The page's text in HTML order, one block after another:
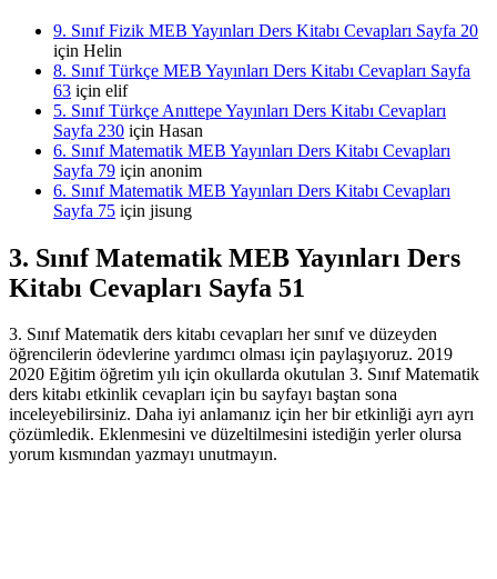
9. Sınıf Fizik MEB Yayınları Ders Kitabı Cevapları Sayfa 20
için Helin
8. Sınıf Türkçe MEB Yayınları Ders Kitabı Cevapları Sayfa
63 için elif
5. Sınıf Türkçe Anıttepe Yayınları Ders Kitabı Cevapları
Sayfa 230 için Hasan
6. Sınıf Matematik MEB Yayınları Ders Kitabı Cevapları
Sayfa 79 için anonim
6. Sınıf Matematik MEB Yayınları Ders Kitabı Cevapları
Sayfa 75 için jisung
3. Sınıf Matematik MEB Yayınları Ders
Kitabı Cevapları Sayfa 51
3. Sınıf Matematik ders kitabı cevapları her sınıf ve düzeyden
öğrencilerin ödevlerine yardımcı olması için paylaşıyoruz. 2019
2020 Eğitim öğretim yılı için okullarda okutulan 3. Sınıf Matematik
ders kitabı etkinlik cevapları için bu sayfayı baştan sona
inceleyebilirsiniz. Daha iyi anlamanız için her bir etkinliği ayrı ayrı
çözümledik. Eklenmesini ve düzeltilmesini istediğin yerler olursa
yorum kısmından yazmayı unutmayın.